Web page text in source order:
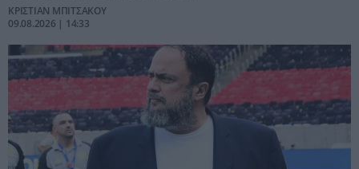
ΚΡΙΣΤΙΑΝ ΜΠΙΤΣΑΚΟΥ
09.08.2026 | 14:33